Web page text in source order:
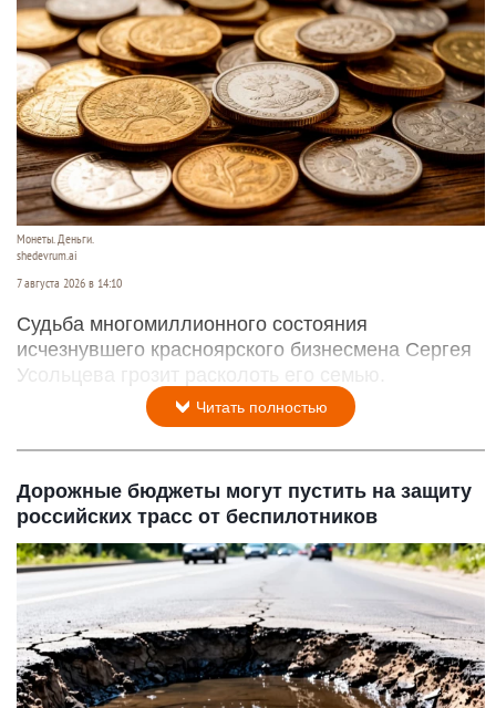
Монеты. Деньги.
shedevrum.ai
7 августа 2026 в 14:10
Судьба многомиллионного состояния
исчезнувшего красноярского бизнесмена Сергея
Усольцева грозит расколоть его семью.
Читать полностью
Дорожные бюджеты могут пустить на защиту
российских трасс от беспилотников